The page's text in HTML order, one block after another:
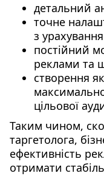
детальний
точне
з
постійний
реклами та
створення
цільової
Таким чином,
таргетолога,
ефективність
отримати